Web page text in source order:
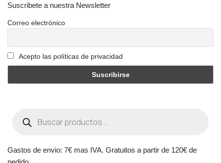
Suscribete a nuestra Newsletter
Correo electrónico
Acepto las políticas de privacidad
Gastos de envio: 7€ mas IVA. Gratuitos a partir de 120€ de